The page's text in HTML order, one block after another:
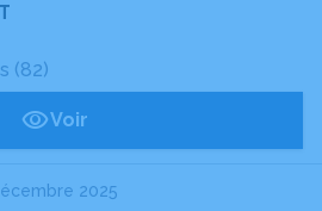
(82)
Voir
2025